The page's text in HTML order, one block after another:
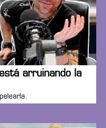
arruinando la